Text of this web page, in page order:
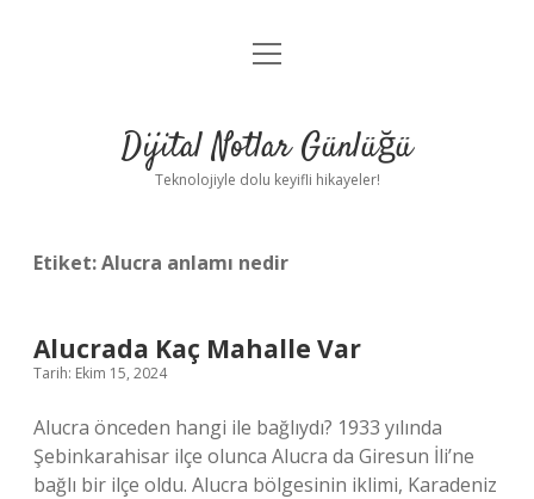
Anasayfa
Yasal Uyarı
menüyü
Dijital Notlar Günlüğü
Teknolojiyle dolu keyifli hikayeler!
Etiket:Alucra anlamı nedir
Alucrada Kaç Mahalle Var
Tarih: Ekim 15, 2024
Alucra önceden hangi ile bağlıydı? 1933 yılında
Şebinkarahisar ilçe olunca Alucra da Giresun İli’ne
bağlı bir ilçe oldu. Alucra bölgesinin iklimi, Karadeniz